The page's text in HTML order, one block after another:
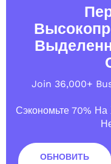
Join 36,000+
Сэкономьте 70% На
ОБНОВИТЬ